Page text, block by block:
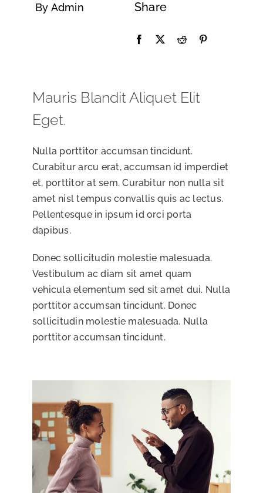
By Admin Share
Mauris Blandit Aliquet Elit
Eget.
Nulla porttitor accumsan tincidunt.
Curabitur arcu erat, accumsan id imperdiet
et, porttitor at sem. Curabitur non nulla sit
amet nisl tempus convallis quis ac lectus.
Pellentesque in ipsum id orci porta
dapibus.
Donec sollicitudin molestie malesuada.
Vestibulum ac diam sit amet quam
vehicula elementum sed sit amet dui. Nulla
porttitor accumsan tincidunt. Donec
sollicitudin molestie malesuada. Nulla
porttitor accumsan tincidunt.